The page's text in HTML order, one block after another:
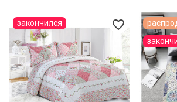
favorite_border
закончился